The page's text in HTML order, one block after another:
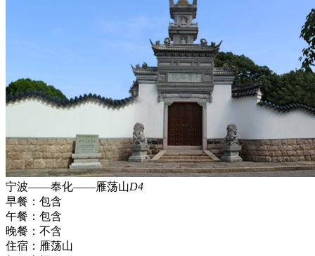
宁波——奉化——雁荡山D4
早餐： 包含
午餐： 包含
晚餐： 不含
住宿： 雁荡山